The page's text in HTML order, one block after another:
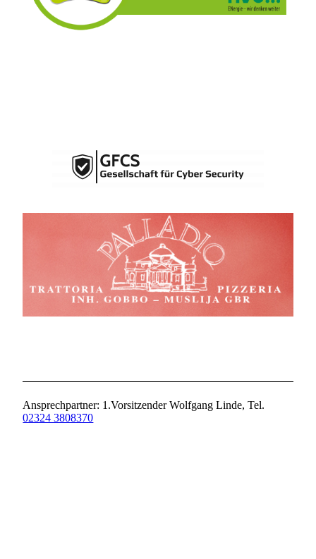
Ansprechpartner: 1.Vorsitzender Wolfgang Linde, Tel.
02324 3808370